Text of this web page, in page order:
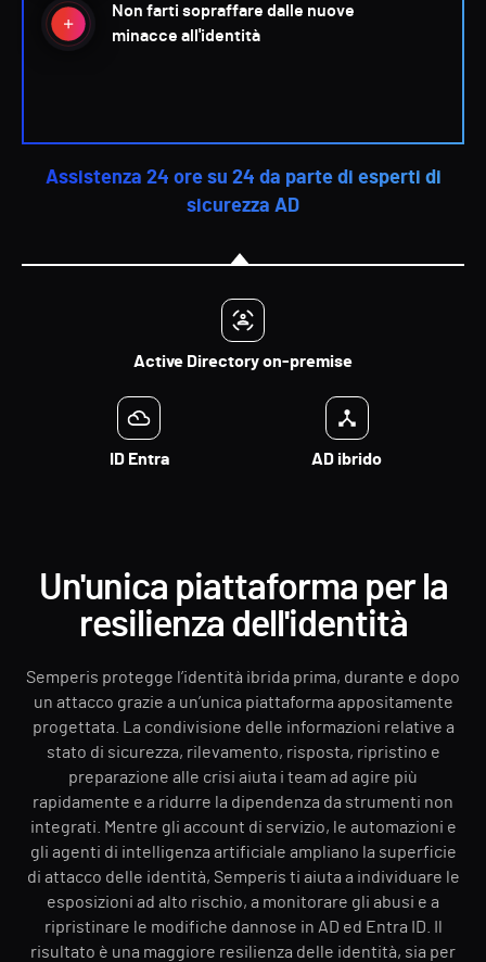
Non farti sopraffare dalle nuove
minacce all'identità
Assistenza 24 ore su 24 da parte di esperti di
sicurezza AD
Active Directory on-premise
ID Entra AD ibrido
Un'unica piattaforma per la
resilienza dell'identità
Semperis protegge l’identità ibrida prima, durante e dopo
un attacco grazie a un’unica piattaforma appositamente
progettata. La condivisione delle informazioni relative a
stato di sicurezza, rilevamento, risposta, ripristino e
preparazione alle crisi aiuta i team ad agire più
rapidamente e a ridurre la dipendenza da strumenti non
integrati. Mentre gli account di servizio, le automazioni e
gli agenti di intelligenza artificiale ampliano la superficie
di attacco delle identità, Semperis ti aiuta a individuare le
esposizioni ad alto rischio, a monitorare gli abusi e a
ripristinare le modifiche dannose in AD ed Entra ID. Il
risultato è una maggiore resilienza delle identità, sia per